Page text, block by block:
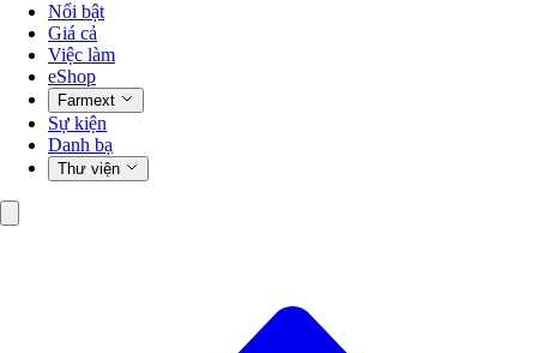
Nổi bật
Giá cả
Việc làm
eShop
Farmext
Sự kiện
Danh bạ
Thư viện